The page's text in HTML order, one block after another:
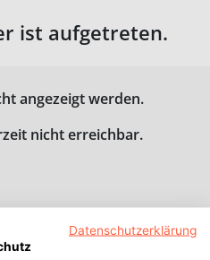
ist aufgetreten.
angezeigt werden.
nicht erreichbar.
Datenschutzerklärung